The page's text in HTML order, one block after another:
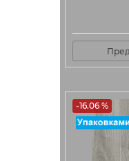
-16.06 %